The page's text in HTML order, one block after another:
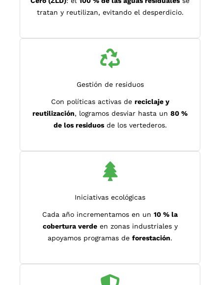
tratan y reutilizan, evitando el desperdicio.
Gestión de residuos
Con políticas activas de reciclaje y
reutilización, logramos desviar hasta un 80 %
de los residuosde los vertederos.
Iniciativas ecológicas
Cada año incrementamos en un 10 % la
cobertura verdeen zonas industriales y
apoyamos programas de forestación.